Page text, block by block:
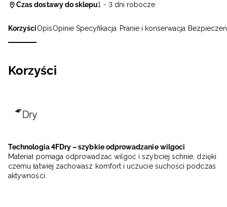
KorzyściOpisOpinie Specyfikacja Pranie i konserwacja
Korzyści
Technologia 4FDry – szybkie odprowadzanie wilgoci
Materiał pomaga odprowadzać wilgoć i szybciej schnie, dzięki
czemu łatwiej zachowasz komfort i uczucie suchości podczas
aktywności.
Czas dostawy do sklepu1 - 3 dni robocze